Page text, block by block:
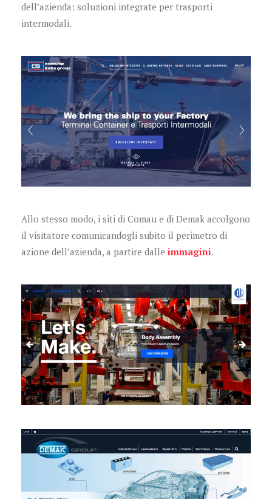
dell’azienda: soluzioni integrate per trasporti
intermodali.
Allo stesso modo, i siti di Comau e di Demak accolgono
il visitatore comunicandogli subito il perimetro di
azione dell’azienda, a partire dalle immagini.